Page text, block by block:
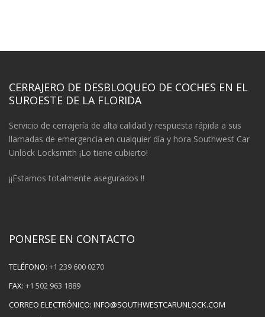
CERRAJERO DE DESBLOQUEO DE COCHES EN EL
SUROESTE DE LA FLORIDA
Servicio de cerrajería de alta calidad y respuesta rápida a sus
llamadas de emergencia en cualquier día y hora Southwest Car
Unlock Locksmith ¡Lo tiene cubierto!
¡¡Estamos totalmente asegurados !!
PONERSE EN CONTACTO
TELÉFONO: +1 239 600 0270
FAX: +1 502 963 1889
CORREO ELECTRÓNICO: INFO@SOUTHWESTCARUNLOCK.COM